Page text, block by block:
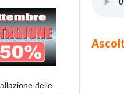
delle